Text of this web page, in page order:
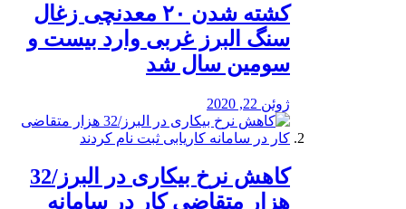
کشته شدن ۲۰ معدنچی زغال
سنگ البرز غربی وارد بیست و
سومین سال شد
ژوئن 22, 2020
کاهش نرخ بیکاری در البرز/32
هزار متقاضی کار در سامانه